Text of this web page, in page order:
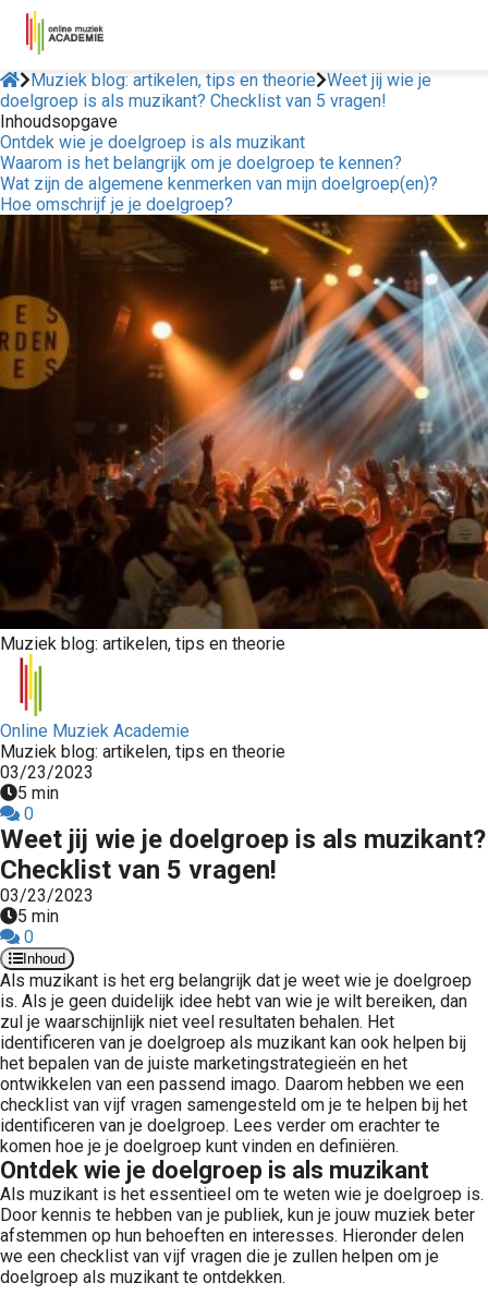
Muziek blog: artikelen, tips en theorie Weet jij wie je
doelgroep is als muzikant? Checklist van 5 vragen!
Inhoudsopgave
Ontdek wie je doelgroep is als muzikant
Waarom is het belangrijk om je doelgroep te kennen?
Wat zijn de algemene kenmerken van mijn doelgroep(en)?
Hoe omschrijf je je doelgroep?
Muziek blog: artikelen, tips en theorie
Online Muziek Academie
Muziek blog: artikelen, tips en theorie
03/23/2023
5 min
0
Weet jij wie je doelgroep is als muzikant?
Checklist van 5 vragen!
03/23/2023
5 min
0
Inhoud
Als muzikant is het erg belangrijk dat je weet wie je doelgroep
is. Als je geen duidelijk idee hebt van wie je wilt bereiken, dan
zul je waarschijnlijk niet veel resultaten behalen. Het
identificeren van je doelgroep als muzikant kan ook helpen bij
het bepalen van de juiste marketingstrategieën en het
ontwikkelen van een passend imago. Daarom hebben we een
checklist van vijf vragen samengesteld om je te helpen bij het
identificeren van je doelgroep. Lees verder om erachter te
komen hoe je je doelgroep kunt vinden en definiëren.
Ontdek wie je doelgroep is als muzikant
Als muzikant is het essentieel om te weten wie je doelgroep is.
Door kennis te hebben van je publiek, kun je jouw muziek beter
afstemmen op hun behoeften en interesses. Hieronder delen
we een checklist van vijf vragen die je zullen helpen om je
doelgroep als muzikant te ontdekken.